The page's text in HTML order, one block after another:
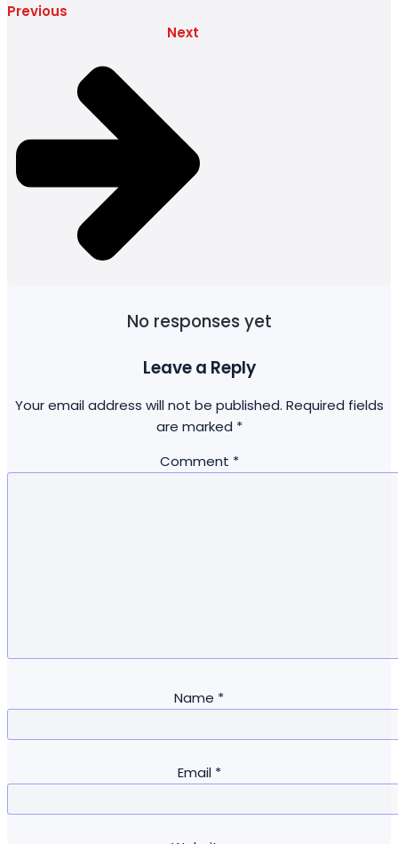
Previous
Next
No responses yet
Leave a Reply
Your email address will not be published. Required fields
are marked *
Comment *
Name *
Email *